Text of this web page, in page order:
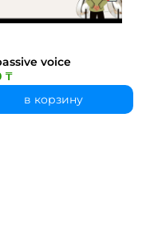
voice
₸
в корзину